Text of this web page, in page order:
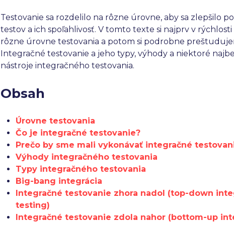
Testovanie sa rozdelilo na rôzne úrovne, aby sa zlepšilo
testov a ich spoľahlivosť. V tomto texte si najprv v
rôzne úrovne testovania a potom si podrobne
Integračné testovanie a jeho typy, výhody a niektoré
nástroje integračného testovania.
Obsah
Úrovne testovania
Čo je integračné testovanie?
Prečo by sme mali vykonávať integračné
Výhody integračného testovania
Typy integračného testovania
Big-bang integrácia
Integračné testovanie zhora nadol (top-down
testing)
Integračné testovanie zdola nahor (bottom-up